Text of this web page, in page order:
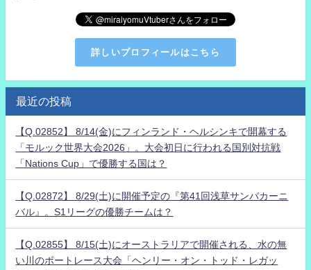
詳しいプロフィールはこちら
最近の投稿
【Q.02852】 8/14(金)にフィンランド・ヘルシンキで開幕する
「モルック世界大会2026」。大会初日に行われる国別対抗戦
「Nations Cup」で優勝する国は？
【Q.02872】 8/29(土)に開催予定の『第41回浅草サンバカーニ
バル』。S1リーグの優勝チームは？
【Q.02855】 8/15(土)にオーストラリアで開催される、水の無
い川のボートレース大会「ヘンリー・オン・トッド・レガッ